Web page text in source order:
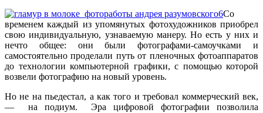
Со
временем каждый из упомянутых фотохудожников приобрел
свою индивидуальную, узнаваемую манеру. Но есть у них и
нечто общее: они были фотографами-самоучками и
самостоятельно проделали путь от пленочных фотоаппаратов
до технологии компьютерной графики, с помощью которой
возвели фотографию на новый уровень.
Но не на пьедестал, а как того и требовал коммерческий век,
— на подиум. Эра цифровой фотографии позволила